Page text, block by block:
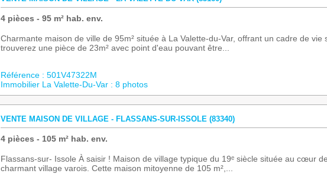
4 pièces - 95 m² hab. env.
Charmante maison de ville de 95m² située à La Valette-du-Var, offrant un cadre de vie
trouverez une pièce de 23m² avec point d'eau pouvant être...
Référence : 501V47322M
Immobilier La Valette-Du-Var : 8 photos
VENTE MAISON DE VILLAGE - FLASSANS-SUR-ISSOLE (83340)
4 pièces - 105 m² hab. env.
Flassans-sur- Issole À saisir ! Maison de village typique du 19ᵉ siècle située au cœur
charmant village varois. Cette maison mitoyenne de 105 m²,...